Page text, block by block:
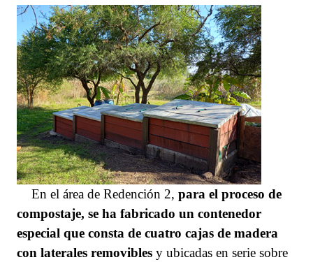
En el área de Redención 2,para el proceso de
compostaje, se ha fabricado un contenedor
especial que consta de cuatro cajas de madera
con laterales removibles y ubicadas en serie sobre